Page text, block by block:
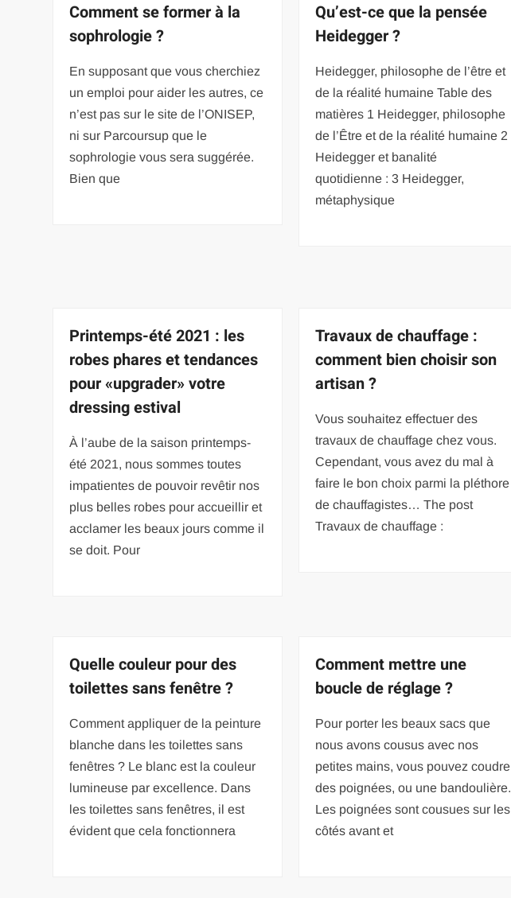
Comment se former à la
sophrologie ?
En supposant que vous cherchiez
un emploi pour aider les autres, ce
n’est pas sur le site de l’ONISEP,
ni sur Parcoursup que le
sophrologie vous sera suggérée.
Bien que
Qu’est-ce que la pensée
Heidegger ?
Heidegger, philosophe de l’être et
de la réalité humaine Table des
matières 1 Heidegger, philosophe
de l’Être et de la réalité humaine 2
Heidegger et banalité
quotidienne : 3 Heidegger,
métaphysique
Printemps-été 2021 : les
robes phares et tendances
pour «upgrader» votre
dressing estival
À l’aube de la saison printemps-
été 2021, nous sommes toutes
impatientes de pouvoir revêtir nos
plus belles robes pour accueillir et
acclamer les beaux jours comme il
se doit. Pour
Travaux de chauffage :
comment bien choisir son
artisan ?
Vous souhaitez effectuer des
travaux de chauffage chez vous.
Cependant, vous avez du mal à
faire le bon choix parmi la pléthore
de chauffagistes… The post
Travaux de chauffage :
Quelle couleur pour des
toilettes sans fenêtre ?
Comment appliquer de la peinture
blanche dans les toilettes sans
fenêtres ? Le blanc est la couleur
lumineuse par excellence. Dans
les toilettes sans fenêtres, il est
évident que cela fonctionnera
Comment mettre une
boucle de réglage ?
Pour porter les beaux sacs que
nous avons cousus avec nos
petites mains, vous pouvez coudre
des poignées, ou une bandoulière.
Les poignées sont cousues sur les
côtés avant et